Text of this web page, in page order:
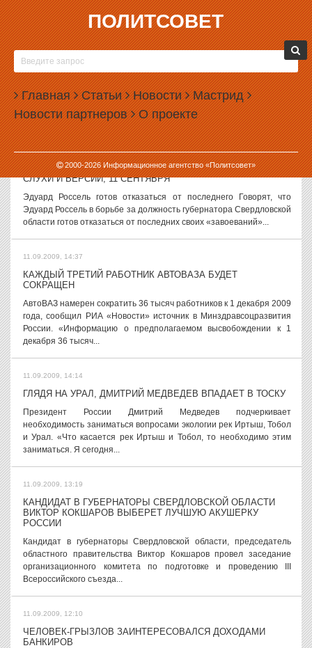
ПОЛИТСОВЕТ
Главная Статьи Новости Мастрид
Новости партнеров О проекте
2000-2026Информационное агентство «Политсовет»
11.09.2009, 16:21
ВСЯ РОССИЯ БУДЕТ БРАТЬ ПРИМЕР С ЧЕЛЯБИНСКИХ
ТЮРЕМ
В российских тюрьмах будут отделять заключенных, отбывающих
сроки заключения впервые, от рецидивистов. ФСИН РФ намерена
начать эту работу немедленно, не дожидаясь изменений в
законодательстве. Об...
11.09.2009, 15:40
СЛУХИ И ВЕРСИИ, 11 СЕНТЯБРЯ
Эдуард Россель готов отказаться от последнего Говорят, что
Эдуард Россель в борьбе за должность губернатора Свердловской
области готов отказаться от последних своих «завоеваний»...
11.09.2009, 14:37
КАЖДЫЙ ТРЕТИЙ РАБОТНИК АВТОВАЗА БУДЕТ
СОКРАЩЕН
АвтоВАЗ намерен сократить 36 тысяч работников к 1 декабря 2009
года, сообщил РИА «Новости» источник в Минздравсоцразвития
России. «Информацию о предполагаемом высвобождении к 1
декабря 36 тысяч...
11.09.2009, 14:14
ГЛЯДЯ НА УРАЛ, ДМИТРИЙ МЕДВЕДЕВ ВПАДАЕТ В ТОСКУ
Президент России Дмитрий Медведев подчеркивает
необходимость заниматься вопросами экологии рек Иртыш, Тобол
и Урал. «Что касается рек Иртыш и Тобол, то необходимо этим
заниматься. Я сегодня...
11.09.2009, 13:19
КАНДИДАТ В ГУБЕРНАТОРЫ СВЕРДЛОВСКОЙ ОБЛАСТИ
ВИКТОР КОКШАРОВ ВЫБЕРЕТ ЛУЧШУЮ АКУШЕРКУ
РОССИИ
Кандидат в губернаторы Свердловской области, председатель
областного правительства Виктор Кокшаров провел заседание
организационного комитета по подготовке и проведению III
Всероссийского съезда...
11.09.2009, 12:10
ЧЕЛОВЕК-ГРЫЗЛОВ ЗАИНТЕРЕСОВАЛСЯ ДОХОДАМИ
БАНКИРОВ